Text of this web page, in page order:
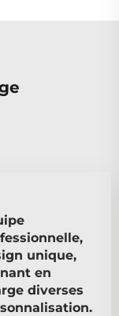
unique,
en
diverses